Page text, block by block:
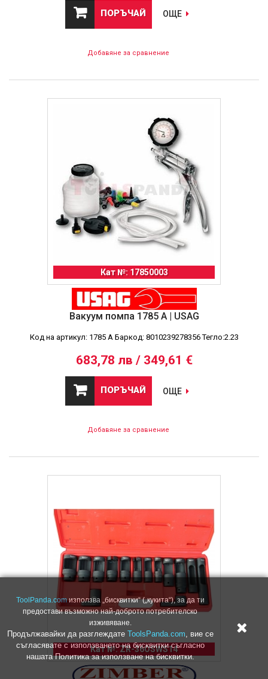
ПОРЪЧАЙ ОЩЕ
Добавяне за сравнение
Кат №: 17850003
Вакуум помпа 1785 A | USAG
Код на артикул: 1785 A Баркод: 8010239278356 Тегло:2.23
683,78 лв / 349,61 €
ПОРЪЧАЙ ОЩЕ
Добавяне за сравнение
Кат №: ZR-36OSWS14
ToolPanda.comизползва „бисквитки“ („кукита“), за да ти
предостави възможно най-доброто потребителско
изживяване.
Продължавайки да разглеждате ToolsPanda.com, вие се
съгласявате с използването на бисквитки съгласно
нашата Политика за използване на бисквитки.